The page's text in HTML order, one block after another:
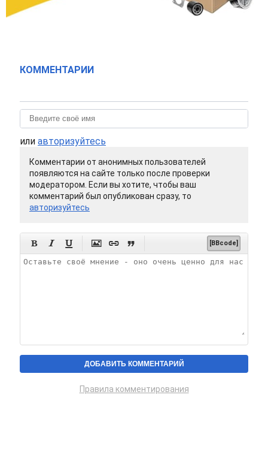
КОММЕНТАРИИ
или авторизуйтесь
Комментарии от анонимных пользователей
появляются на сайте только после проверки
модератором. Если вы хотите, чтобы ваш
комментарий был опубликован сразу, то
авторизуйтесь
      [BBcode]
Правила комментирования